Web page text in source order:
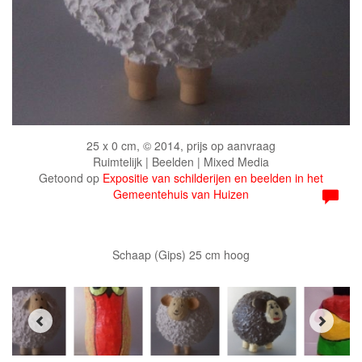
25 x 0 cm, © 2014, prijs op aanvraag
Ruimtelijk | Beelden | Mixed Media
Getoond op Expositie van schilderijen en beelden in het
Gemeentehuis van Huizen
Schaap (Gips) 25 cm hoog